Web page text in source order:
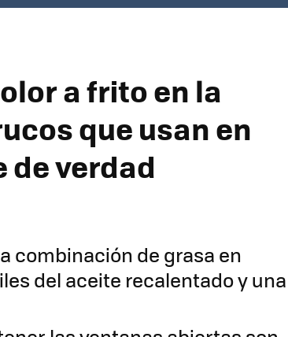
a frito en la
que usan en
de verdad
combinación de grasa en
del aceite recalentado y una